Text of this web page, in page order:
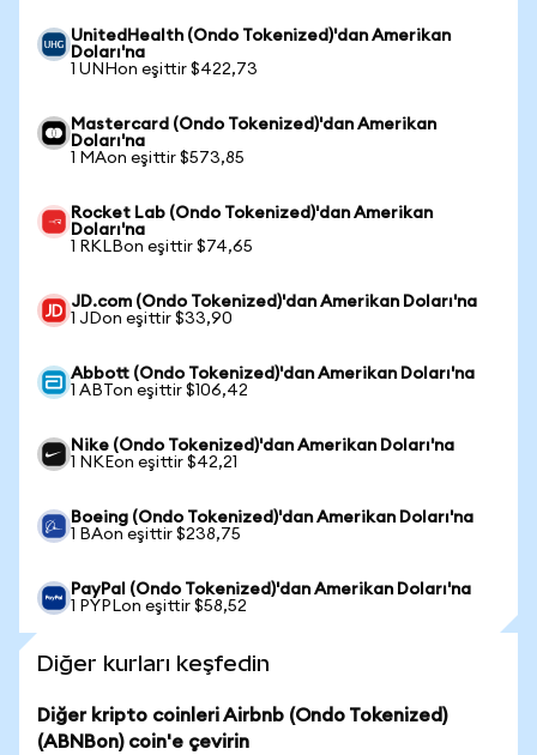
UnitedHealth (Ondo Tokenized)'dan Amerikan
Doları'na
1 UNHon eşittir $422,73
Mastercard (Ondo Tokenized)'dan Amerikan
Doları'na
1 MAon eşittir $573,85
Rocket Lab (Ondo Tokenized)'dan Amerikan
Doları'na
1 RKLBon eşittir $74,65
JD.com (Ondo Tokenized)'dan Amerikan Doları'na
1 JDon eşittir $33,90
Abbott (Ondo Tokenized)'dan Amerikan Doları'na
1 ABTon eşittir $106,42
Nike (Ondo Tokenized)'dan Amerikan Doları'na
1 NKEon eşittir $42,21
Boeing (Ondo Tokenized)'dan Amerikan Doları'na
1 BAon eşittir $238,75
PayPal (Ondo Tokenized)'dan Amerikan Doları'na
1 PYPLon eşittir $58,52
Diğer kurları keşfedin
Diğer kripto coinleri Airbnb (Ondo Tokenized)
(ABNBon) coin'e çevirin